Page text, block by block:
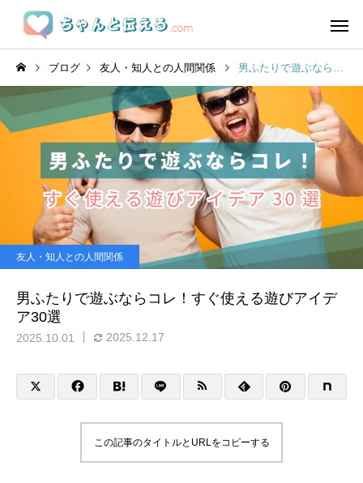
ブログ 友人・知人との人間関係 男ふたりで遊ぶならコレ！すぐ使える遊びアイデア30選
友人・知人との人間関係
男ふたりで遊ぶならコレ！すぐ使える遊びアイデ
ア30選
2025.10.01 2025.12.17
この記事のタイトルとURLをコピーする